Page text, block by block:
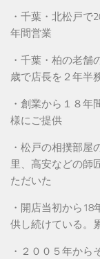
・千葉・北松戸で
年間営業
・千葉・柏の老舗
歳で店長を２年半
・創業から１８年
様にご提供
・松戸の相撲部屋
里、高安などの師
ただいた
・開店当初から
供し続けている。
・２００５年から